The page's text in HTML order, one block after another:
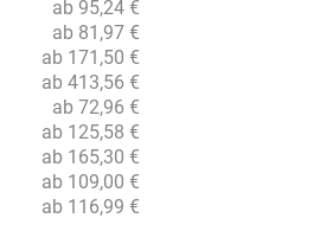
ab 95,24 €
ab 81,97 €
ab 171,50 €
ab 413,56 €
ab 72,96 €
ab 125,58 €
ab 165,30 €
ab 109,00 €
ab 116,99 €